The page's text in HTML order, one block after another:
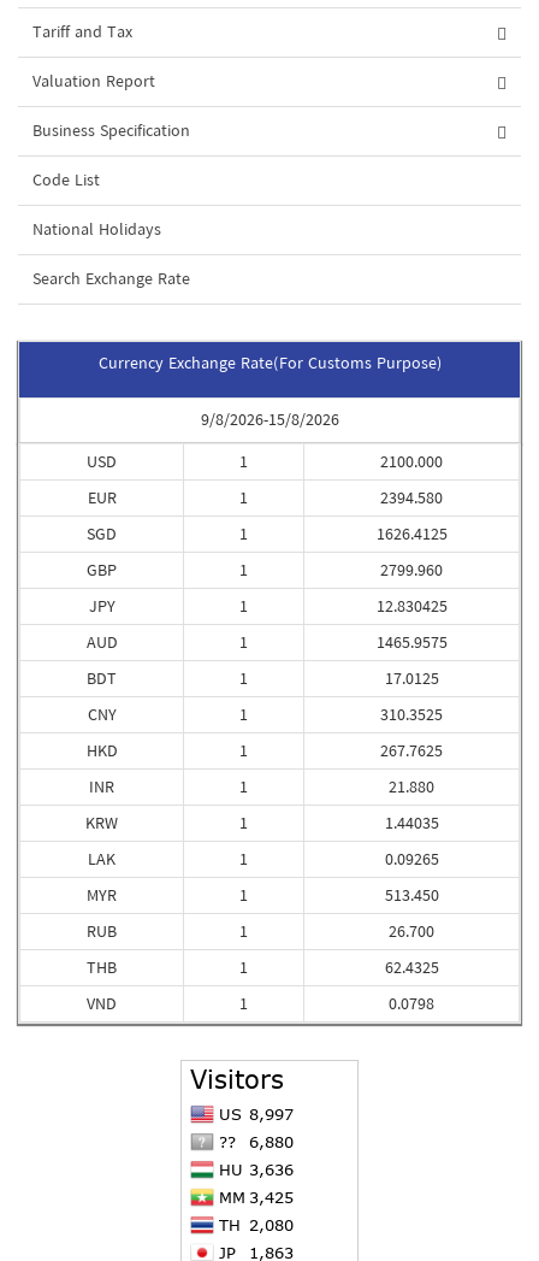
Tariff and Tax
Valuation Report
Business Specification
Code List
National Holidays
Search Exchange Rate
Currency Exchange Rate(For Customs Purpose)
9/8/2026-15/8/2026
USD
EUR
SGD
GBP
JPY
AUD
BDT
CNY
HKD
INR
KRW
LAK
MYR
RUB
THB
VND
1
1
1
1
1
1
1
1
1
1
1
1
1
1
1
1
2100.000
2394.580
1626.4125
2799.960
12.830425
1465.9575
17.0125
310.3525
267.7625
21.880
1.44035
0.09265
513.450
26.700
62.4325
0.0798